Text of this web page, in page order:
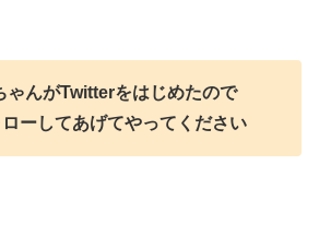
ゃんがTwitterをはじめたので
ーしてあげてやってください